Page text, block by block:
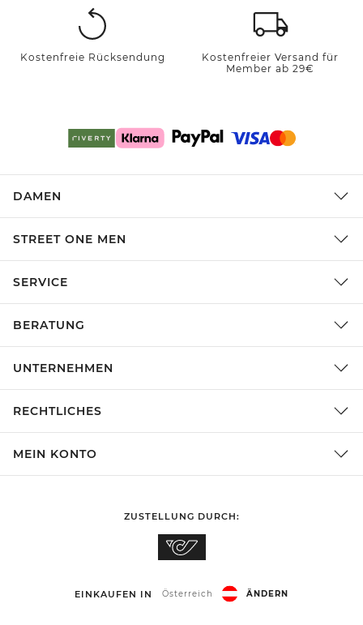
Kostenfreie Rücksendung
Kostenfreier Versand für
Member ab 29€
DAMEN
STREET ONE MEN
SERVICE
BERATUNG
UNTERNEHMEN
RECHTLICHES
MEIN KONTO
ZUSTELLUNG DURCH:
EINKAUFEN IN Österreich ÄNDERN